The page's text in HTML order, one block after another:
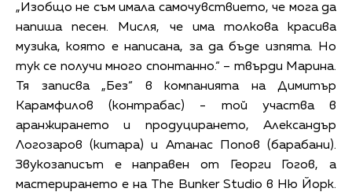
„Изобщо не съм имала самочувствието, че мога да
напиша песен. Мисля, че има толкова красива
музика, която е написана, за да бъде изпята. Но
тук се получи много спонтанно.“ – твърди Марина.
Тя записва „Без“ в компанията на Димитър
Карамфилов (контрабас) - той участва в
аранжирането и продуцирането, Александър
Логозаров (китара) и Атанас Попов (барабани).
Звукозаписът е направен от Георги Гогов, а
мастерирането е на The Bunker Studio в Ню Йорк.